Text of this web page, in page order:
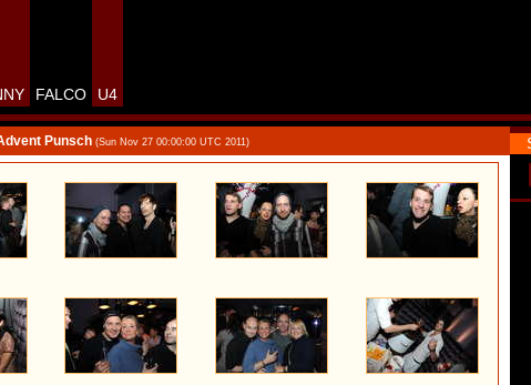
FALCO U4
Punsch (Sun Nov 27 00:00:00 UTC 2011)